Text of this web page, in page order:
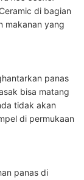
di bagian
makanan yang
panas
bisa matang
tidak akan
di permukaan
panas di